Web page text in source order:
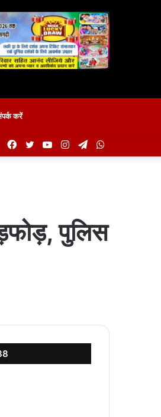
करें
Telegram
Instagram
YouTube
Twitter
Facebook
पुलिस